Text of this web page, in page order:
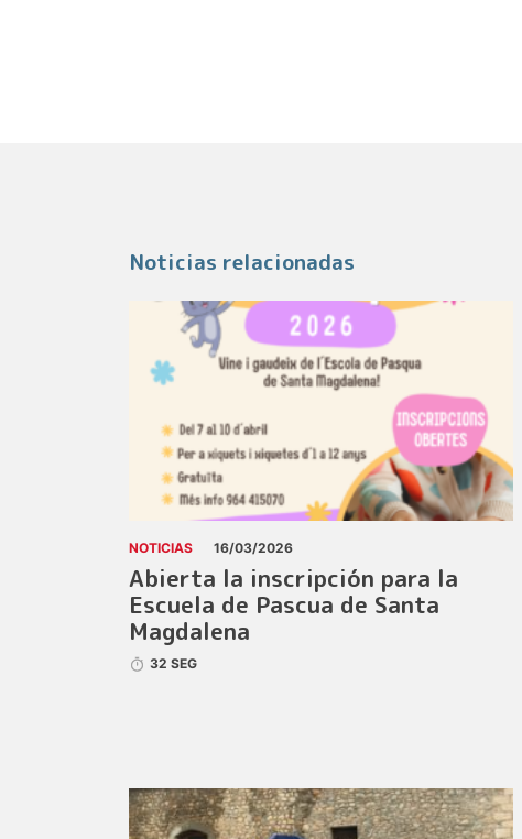
Noticias relacionadas
NOTICIAS 16/03/2026
Abierta la inscripción para la
Escuela de Pascua de Santa
Magdalena
32 SEG